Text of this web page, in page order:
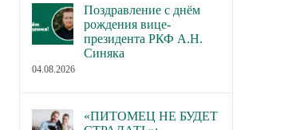
Поздравление с днём
рождения вице-
президента РКФ А.Н.
Синяка
04.08.2026
«ПИТОМЕЦ НЕ БУДЕТ